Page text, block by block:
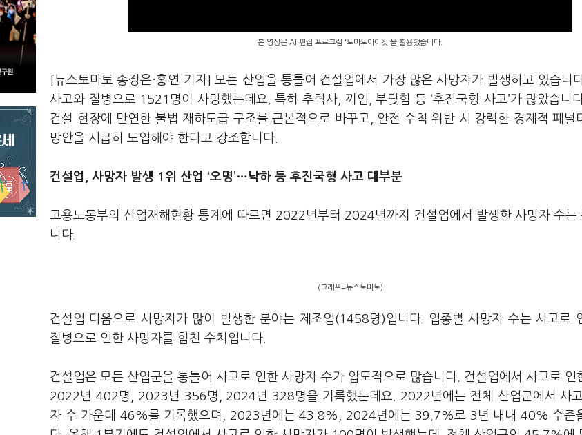
본 영상은 AI 편집 프로그램 '토마토아이컷'을 활용했습니다.
[뉴스토마토 송정은·홍연 기자] 모든 산업을 통틀어 건설업에서 가장 많은 사망자가 발생하고 있습니
사고와 질병으로 1521명이 사망했는데요. 특히 추락사, 끼임, 부딪힘 등 ‘후진국형 사고’가 많았습니
건설 현장에 만연한 불법 재하도급 구조를 근본적으로 바꾸고, 안전 수칙 위반 시 강력한 경제적 페널
방안을 시급히 도입해야 한다고 강조합니다.
건설업, 사망자 발생 1위 산업 ‘오명’…낙하 등 후진국형 사고 대부분
고용노동부의 산업재해현황 통계에 따르면 2022년부터 2024년까지 건설업에서 발생한 사망자 수
니다.
(그래프=뉴스토마토)
건설업 다음으로 사망자가 많이 발생한 분야는 제조업(1458명)입니다. 업종별 사망자 수는 사고로
질병으로 인한 사망자를 합친 수치입니다.
건설업은 모든 산업군을 통틀어 사고로 인한 사망자 수가 압도적으로 많습니다. 건설업에서 사고로 인
2022년 402명, 2023년 356명, 2024년 328명을 기록했는데요. 2022년에는 전체 산업군에서 사
자 수 가운데 46%를 기록했으며, 2023년에는 43.8%, 2024년에는 39.7%로 3년 내내 40% 수준